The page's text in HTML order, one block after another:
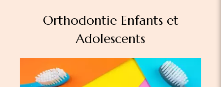
Orthodontie Enfants et
Adolescents